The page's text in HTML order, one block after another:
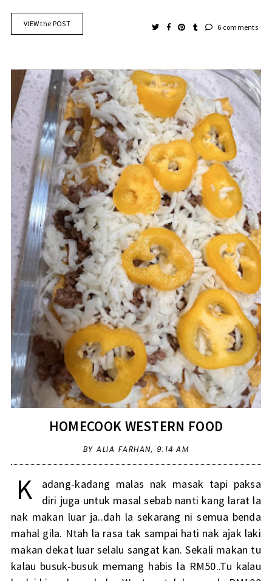
VIEW the POST 6 comments
HOMECOOK WESTERN FOOD
BY ALIA FARHAN, 9:14 AM
K
adang-kadang malas nak masak tapi paksa
diri juga untuk masal sebab nanti kang larat la
nak makan luar ja..dah la sekarang ni semua benda
mahal gila. Ntah la rasa tak sampai hati nak ajak laki
makan dekat luar selalu sangat kan. Sekali makan tu
kalau busuk-busuk memang habis la RM50..Tu kalau